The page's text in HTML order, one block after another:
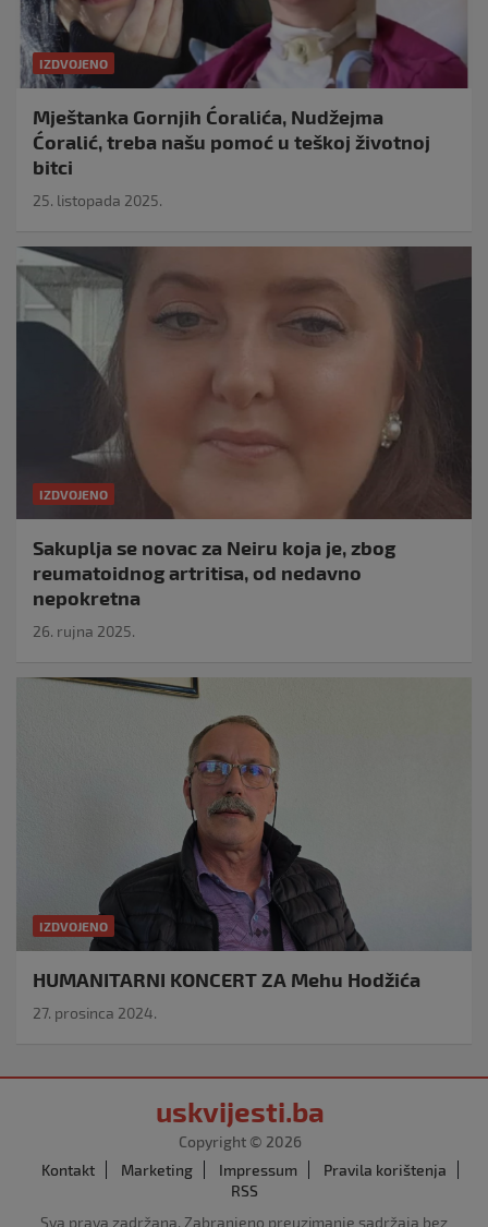
IZDVOJENO
Mještanka Gornjih Ćoralića, Nudžejma
Ćoralić, treba našu pomoć u teškoj životnoj
bitci
25. listopada 2025.
IZDVOJENO
Sakuplja se novac za Neiru koja je, zbog
reumatoidnog artritisa, od nedavno
nepokretna
26. rujna 2025.
IZDVOJENO
HUMANITARNI KONCERT ZA Mehu Hodžića
27. prosinca 2024.
uskvijesti.ba
Copyright © 2026
Kontakt
Marketing Impressum
Pravila korištenja
RSS
Sva prava zadržana. Zabranjeno preuzimanje sadržaja bez